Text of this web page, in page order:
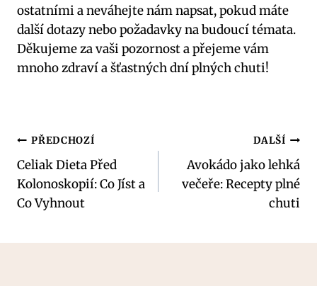
ostatními a neváhejte nám napsat, pokud máte
další dotazy nebo požadavky na budoucí témata.
Děkujeme za vaši pozornost a přejeme vám
mnoho zdraví a šťastných dní plných chuti!
Navigace
pro
příspěvek
PŘEDCHOZÍ
Celiak Dieta Před
Kolonoskopií: Co Jíst a
Co Vyhnout
DALŠÍ
Avokádo jako lehká
večeře: Recepty plné
chuti